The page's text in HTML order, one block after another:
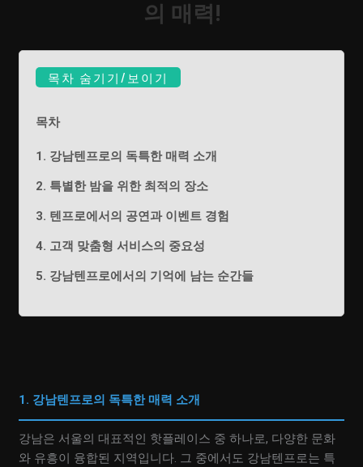
의 매력!
목차 숨기기/보이기
목차
1. 강남텐프로의 독특한 매력 소개
2. 특별한 밤을 위한 최적의 장소
3. 텐프로에서의 공연과 이벤트 경험
4. 고객 맞춤형 서비스의 중요성
5. 강남텐프로에서의 기억에 남는 순간들
1. 강남텐프로의 독특한 매력 소개
강남은 서울의 대표적인 핫플레이스 중 하나로, 다양한 문화
와 유흥이 융합된 지역입니다. 그 중에서도 강남텐프로는 특